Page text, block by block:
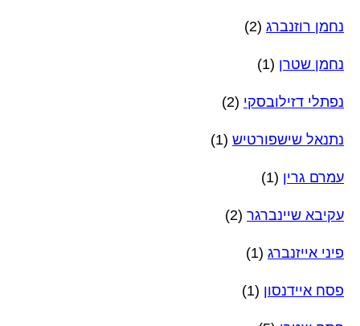
נחמן רוזנברג (2)
נחמן שטרן (1)
נפתלי דזילובסקי (2)
נתנאל שישפורטיש (1)
עמרם גרין (1)
עקיבא שיינברגר (2)
פיני אייזנברג (1)
פסח איידנסון (1)